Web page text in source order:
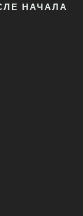
НАЧАЛА